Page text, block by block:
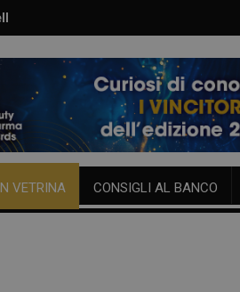
VETRINA CONSIGLI AL BANCO